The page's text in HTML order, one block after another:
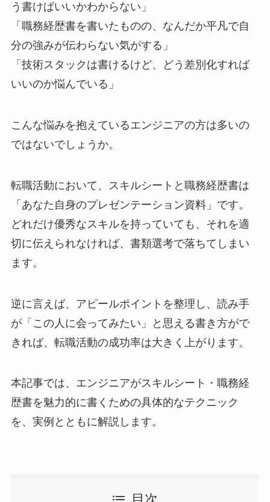
う書けばいいかわからない」
「職務経歴書を書いたものの、なんだか平凡で自
分の強みが伝わらない気がする」
「技術スタックは書けるけど、どう差別化すれば
いいのか悩んでいる」
こんな悩みを抱えているエンジニアの方は多いの
ではないでしょうか。
転職活動において、スキルシートと職務経歴書は
「あなた自身のプレゼンテーション資料」です。
どれだけ優秀なスキルを持っていても、それを適
切に伝えられなければ、書類選考で落ちてしまい
ます。
逆に言えば、アピールポイントを整理し、読み手
が「この人に会ってみたい」と思える書き方がで
きれば、転職活動の成功率は大きく上がります。
本記事では、エンジニアがスキルシート・職務経
歴書を魅力的に書くための具体的なテクニック
を、実例とともに解説します。